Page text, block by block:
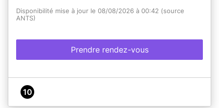
Disponibilité mise à jour le 08/08/2026 à 00:42 (source
ANTS)
Prendre rendez-vous
10